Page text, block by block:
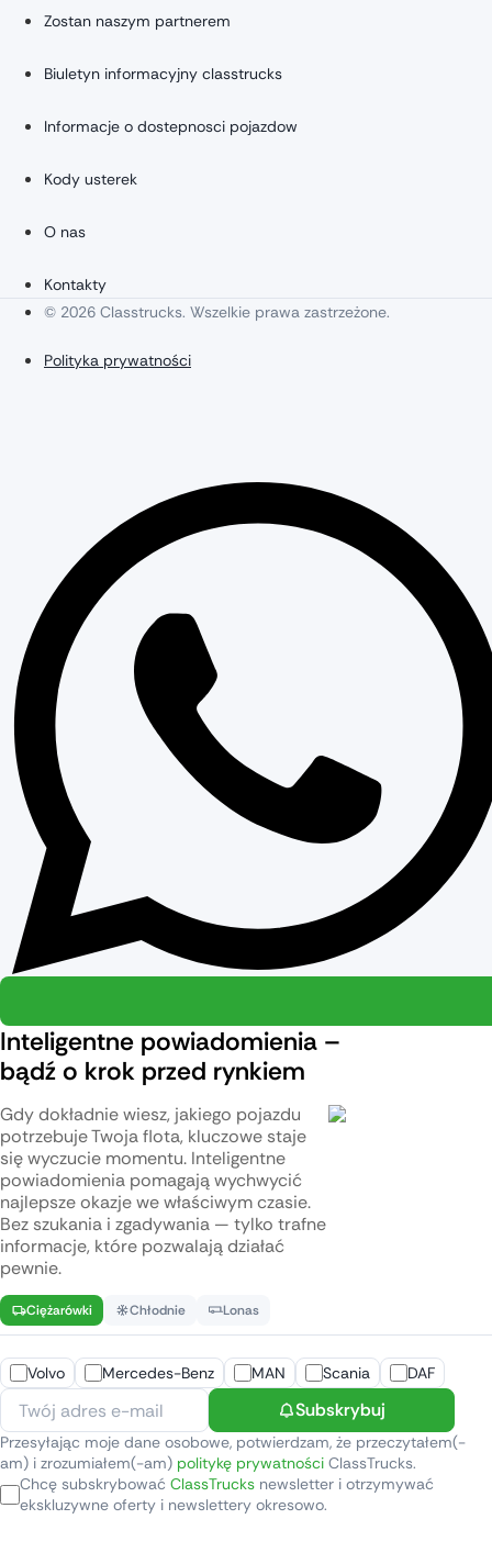
Zostan naszym partnerem
Biuletyn informacyjny classtrucks
Informacje o dostepnosci pojazdow
Kody usterek
O nas
Kontakty
© 2026 Classtrucks. Wszelkie prawa zastrzeżone.
Polityka prywatności
Inteligentne powiadomienia –
bądź o krok przed rynkiem
Gdy dokładnie wiesz, jakiego pojazdu
potrzebuje Twoja flota, kluczowe staje
się wyczucie momentu. Inteligentne
powiadomienia pomagają wychwycić
najlepsze okazje we właściwym czasie.
Bez szukania i zgadywania — tylko trafne
informacje, które pozwalają działać
pewnie.
Ciężarówki Chłodnie Lonas
Volvo Mercedes-Benz MAN Scania DAF
Subskrybuj
Przesyłając moje dane osobowe, potwierdzam, że przeczytałem(-
am) i zrozumiałem(-am) politykę prywatności ClassTrucks.
Chcę subskrybować ClassTrucks newsletter i otrzymywać
ekskluzywne oferty i newslettery okresowo.